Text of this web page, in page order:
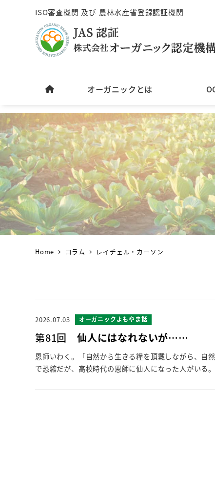
ISO審査機関 及び 農林水産省登録認証機関
オーガニックとは
Home コラム レイチェル・カーソン
第81回 仙人にはなれないが……
恩師いわく。「自然から生きる糧を頂戴しながら、自
で恐縮だが、高校時代の恩師に仙人になった人がい
2026.07.03 オーガニックよもやま話